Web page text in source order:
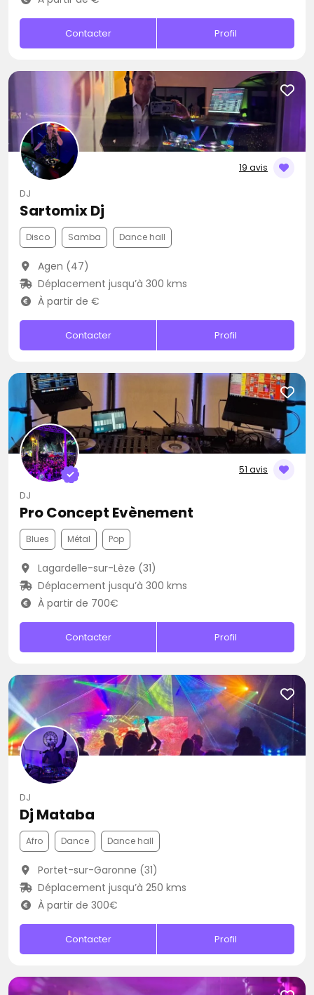
Contacter Profil
19 avis
DJ
Sartomix Dj
Disco Samba Dance hall
Agen (47)
Déplacement jusqu’à 300 kms
À partir de €
Contacter Profil
51 avis
DJ
Pro Concept Evènement
Blues Métal Pop
Lagardelle-sur-Lèze (31)
Déplacement jusqu’à 300 kms
À partir de 700€
Contacter Profil
DJ
Dj Mataba
Afro Dance Dance hall
Portet-sur-Garonne (31)
Déplacement jusqu’à 250 kms
À partir de 300€
Contacter Profil